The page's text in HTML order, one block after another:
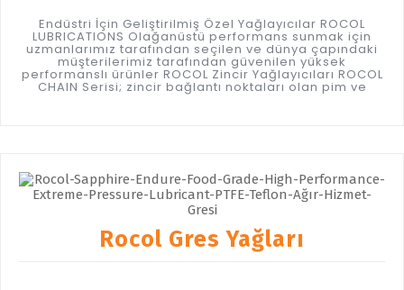
Endüstri İçin Geliştirilmiş Özel Yağlayıcılar ROCOL
LUBRICATIONS Olağanüstü performans sunmak için
uzmanlarımız tarafından seçilen ve dünya çapındaki
müşterilerimiz tarafından güvenilen yüksek
performanslı ürünler ROCOL Zincir Yağlayıcıları ROCOL
CHAIN Serisi; zincir bağlantı noktaları olan pim ve
Rocol Gres Yağları